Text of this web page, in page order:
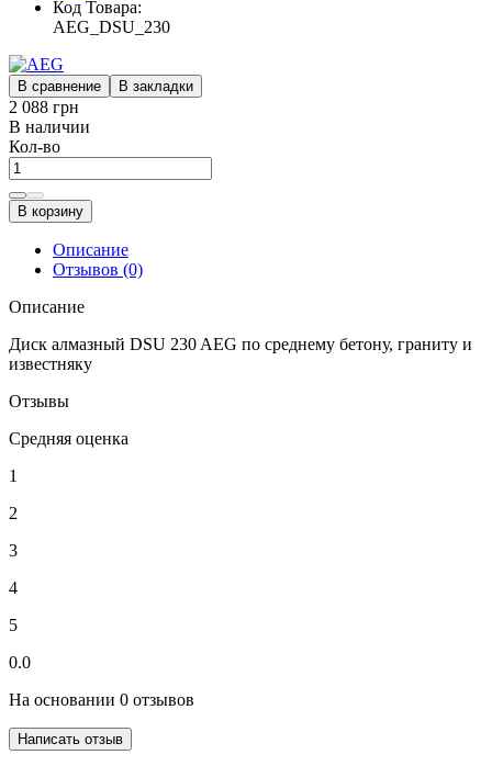
Код Товара:
AEG_DSU_230
В сравнение В закладки
2 088 грн
В наличии
Кол-во
В корзину
Описание
Отзывов (0)
Описание
Диск алмазный DSU 230 AEG по среднему бетону, граниту и
известняку
Отзывы
Средняя оценка
1
2
3
4
5
0.0
На основании 0 отзывов
Написать отзыв